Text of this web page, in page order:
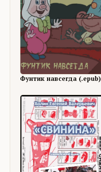
Фунтик навсегда (.epub)